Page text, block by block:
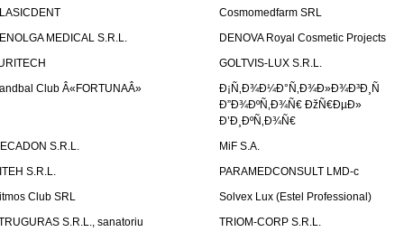
Cosmomedfarm SRL
MEDICAL S.R.L.
DENOVA Royal Cosmetic Projects
GOLTVIS-LUX S.R.L.
Club Â«FORTUNAÂ»
Ð¡Ñ‚Ð¾Ð¼Ð°Ñ‚Ð¾Ð»Ð¾Ð³Ð¸Ñ
Ð”Ð¾ÐºÑ‚Ð¾Ñ€ ÐžÑ€ÐµÐ»
Ð’Ð¸ÐºÑ‚Ð¾Ñ€
S.R.L.
MiF S.A.
S.R.L.
PARAMEDCONSULT LMD-c
Club SRL
Solvex Lux (Estel Professional)
S.R.L., sanatoriu
TRIOM-CORP S.R.L.